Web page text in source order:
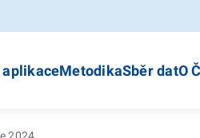
aplikaceMetodikaSběr datO